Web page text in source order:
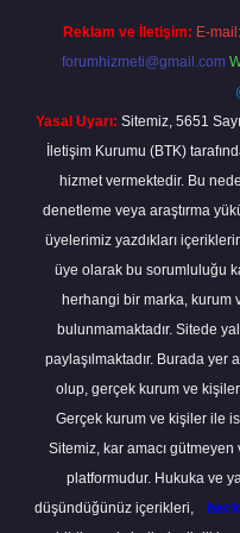
Reklam ve İletişim: E-mail:
forumhizmeti@gmail.com
Yasal Uyarı: Sitemiz, 5651
İletişim Kurumu (BTK)
hizmet vermektedir. Bu
denetleme veya araştırma
üyelerimiz yazdıkları
üye olarak bu sorumluluğu
herhangi bir marka, kurum
bulunmamaktadır. Sitede
paylaşılmaktadır. Burada yer
olup, gerçek kurum ve kişiler
Gerçek kurum ve kişiler ile
Sitemiz, kar amacı
platformudur. Hukuka ve
düşündüğünüz içerikleri,